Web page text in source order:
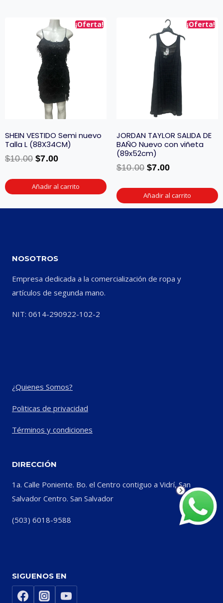
¡Oferta!
SHEIN VESTIDO Semi nuevo
Talla L (88X34CM)
$10.00 $7.00
Añadir al carrito
¡Oferta!
JORDAN TAYLOR SALIDA DE
BAÑO Nuevo con viñeta
(89x52cm)
$10.00 $7.00
Añadir al carrito
NOSOTROS
Empresa dedicada a la comercialización de ropa y
artículos de segunda mano.
NIT: 0614-290922-102-2
¿Quienes Somos?
Politicas de privacidad
Términos y condiciones
DIRECCIÓN
1a. Calle Poniente. Bo. el Centro contiguo a Vidrí, San
Salvador Centro. San Salvador
(503) 6018-9588
SIGUENOS EN